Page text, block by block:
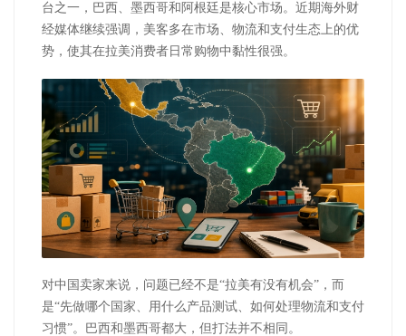
台之一，巴西、墨西哥和阿根廷是核心市场。近期海外财
经媒体继续强调，美客多在市场、物流和支付生态上的优
势，使其在拉美消费者日常购物中黏性很强。
对中国卖家来说，问题已经不是“拉美有没有机会”，而
是“先做哪个国家、用什么产品测试、如何处理物流和支付
习惯”。巴西和墨西哥都大，但打法并不相同。